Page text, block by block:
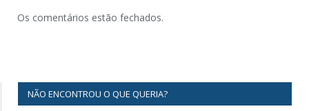
Os comentários estão fechados.
NÃO ENCONTROU O QUE QUERIA?